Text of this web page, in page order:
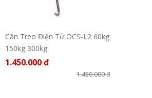
Cân Treo Điện Tử OCS-L2 60kg
150kg 300kg
1.450.000 đ
1.450.000 đ